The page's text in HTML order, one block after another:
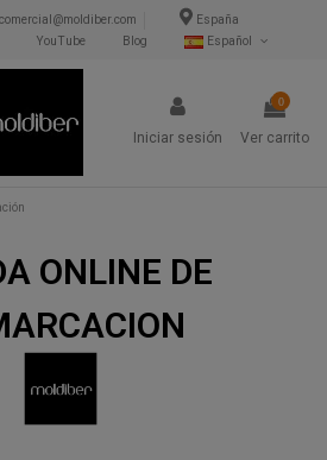
comercial@moldiber.com
España
Español
Blog
YouTube
Iniciar sesión
0
Ver carrito
ONLINE DE